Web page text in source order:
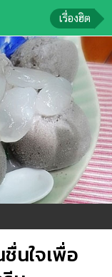
เรื่องฮิต
นใจเพื่อ